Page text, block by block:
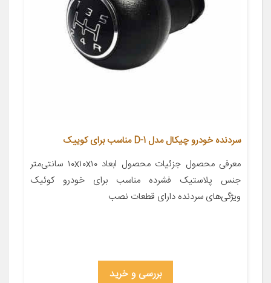
سردنده خودرو چیکال مدل D-1 مناسب برای کوییک
معرفی محصول جزئیات محصول ابعاد ۱۰x۱۰x۱۰ سانتی‌متر
جنس پلاستیک فشرده مناسب برای خودرو کوئیک
ویژگی‌های سردنده دارای قطعات نصب
بررسی و خرید